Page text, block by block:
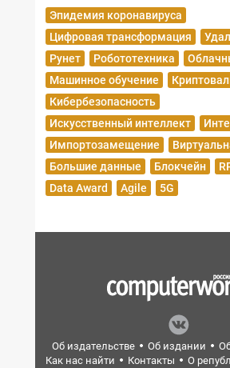
Эпидемия коронавируса
Цифровая трансформация
Рунет
Робототехника
Машинное обучение
Кибербезопасность
Искусственный интеллект
Импортозамещение
Большие данные
Блокчейн
Data Award
Agile 5G
Об издательстве Об издании
Как нас найти
Контакты О